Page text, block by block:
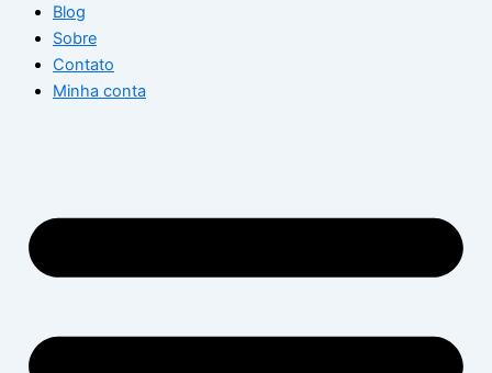
Blog
Sobre
Contato
Minha conta